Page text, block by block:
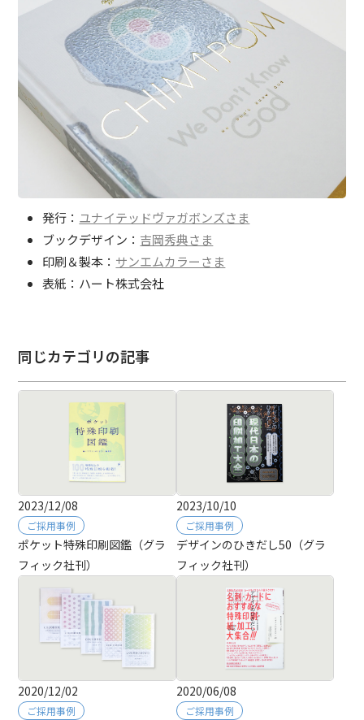
発行： ユナイテッドヴァガボンズさま
ブックデザイン： 吉岡秀典さま
印刷＆製本： サンエムカラーさま
表紙：ハート株式会社
同じカテゴリの記事
2023/12/08
ご採用事例
ポケット特殊印刷図鑑（グラ
フィック社刊）
2023/10/10
ご採用事例
デザインのひきだし50（グラ
フィック社刊）
2020/12/02
ご採用事例
2020/06/08
ご採用事例